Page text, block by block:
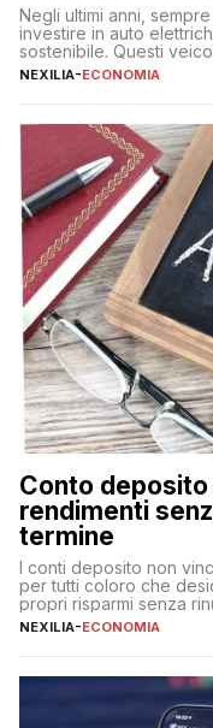
Negli ultimi anni,
investire in auto
sostenibile. Questi
offrono vantaggi
fare se non […]
NEXILIA-ECONOMIA
Conto
rendimenti
termine
I conti deposito non
per tutti coloro che
propri risparmi senza
necessità. A differenza
flessibilità e
NEXILIA-ECONOMIA